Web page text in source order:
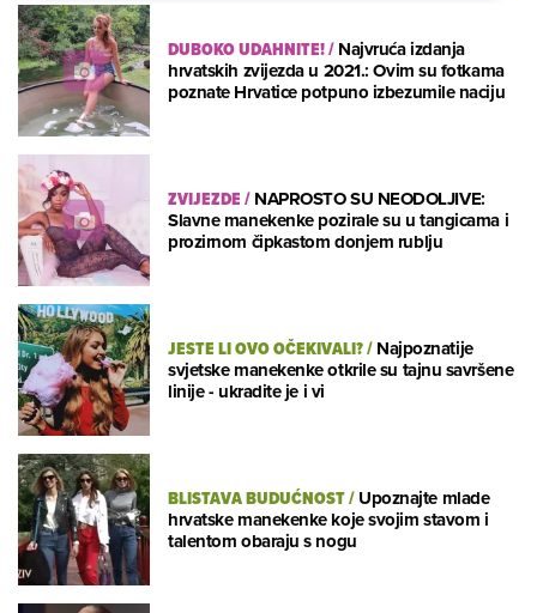
DUBOKO UDAHNITE!/Najvruća izdanja
hrvatskih zvijezda u 2021.: Ovim su fotkama
poznate Hrvatice potpuno izbezumile naciju
ZVIJEZDE/NAPROSTO SU NEODOLJIVE:
Slavne manekenke pozirale su u tangicama i
prozirnom čipkastom donjem rublju
JESTE LI OVO OČEKIVALI?/Najpoznatije
svjetske manekenke otkrile su tajnu savršene
linije - ukradite je i vi
BLISTAVA BUDUĆNOST/Upoznajte mlade
hrvatske manekenke koje svojim stavom i
talentom obaraju s nogu